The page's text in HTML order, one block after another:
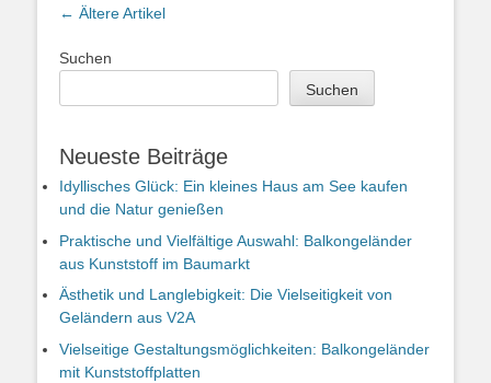
Artikel-
← Ältere Artikel
Suchen
Suchen
Neueste Beiträge
Idyllisches Glück: Ein kleines Haus am See kaufen
und die Natur genießen
Praktische und Vielfältige Auswahl: Balkongeländer
aus Kunststoff im Baumarkt
Ästhetik und Langlebigkeit: Die Vielseitigkeit von
Geländern aus V2A
Vielseitige Gestaltungsmöglichkeiten: Balkongeländer
mit Kunststoffplatten